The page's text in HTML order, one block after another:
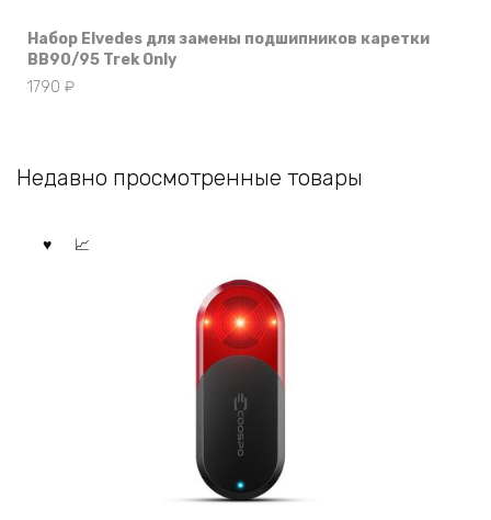
Набор Elvedes для замены подшипников каретки
BB90/95 Trek Only
1790 ₽
Недавно просмотренные товары